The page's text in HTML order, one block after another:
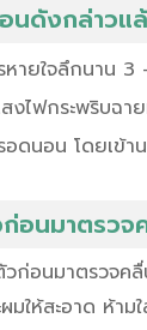
นดังกล่าวแ
หายใจลึกนาน 3
สงไฟกระพริบฉ
อดนอน โดยเข้า
ก่อนมาตรว
วก่อนมาตรวจค
ผมให้สะอาด ห้าม